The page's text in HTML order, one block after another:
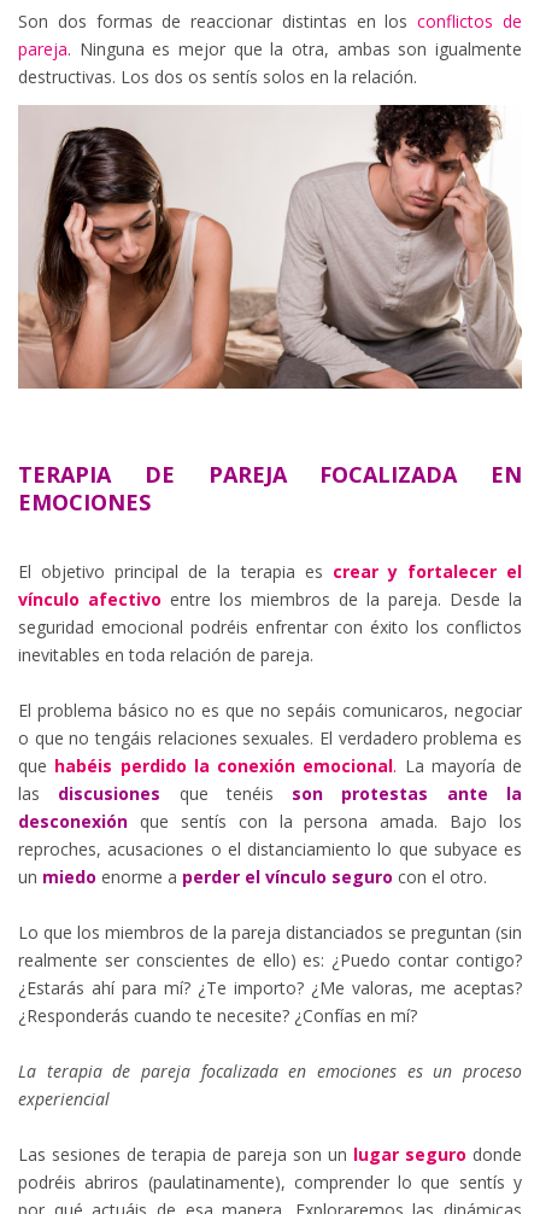
Son dos formas de reaccionar distintas en losconflictos de
pareja. Ninguna es mejor que la otra, ambas son igualmente
destructivas. Los dos os sentís solos en la relación.
TERAPIA DE PAREJA FOCALIZADA EN
EMOCIONES
El objetivo principal de la terapia es crear y fortalecer el
vínculo afectivo entre los miembros de la pareja. Desde la
seguridad emocional podréis enfrentar con éxito los conflictos
inevitables en toda relación de pareja.
El problema básico no es que no sepáis comunicaros, negociar
o que no tengáis relaciones sexuales. El verdadero problema es
que habéis perdido la conexión emocional. La mayoría de
las discusiones que tenéis son protestas ante la
desconexión que sentís con la persona amada. Bajo los
reproches, acusaciones o el distanciamiento lo que subyace es
un miedo enorme a perder el vínculo seguro con el otro.
Lo que los miembros de la pareja distanciados se preguntan (sin
realmente ser conscientes de ello) es: ¿Puedo contar contigo?
¿Estarás ahí para mí? ¿Te importo? ¿Me valoras, me aceptas?
¿Responderás cuando te necesite? ¿Confías en mí?
La terapia de pareja focalizada en emociones es un proceso
experiencial
Las sesiones de terapia de pareja son un lugar seguro donde
podréis abriros (paulatinamente), comprender lo que sentís y